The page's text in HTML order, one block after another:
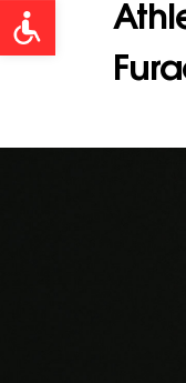
Open toolbar